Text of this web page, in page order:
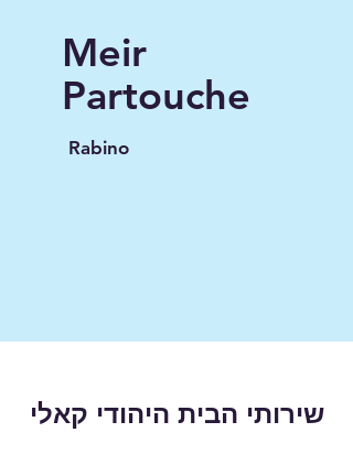
Meir
Partouche
Rabino
שירותי הבית היהודי קאלי